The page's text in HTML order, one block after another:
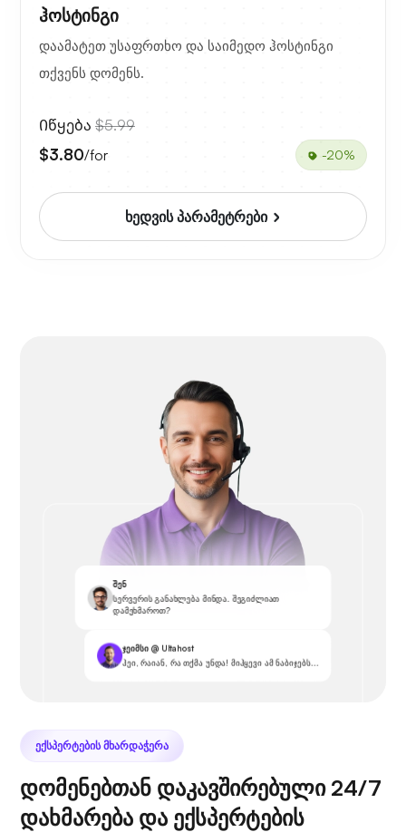
ჰოსტინგი
დაამატეთ უსაფრთხო და საიმედო ჰოსტინგი
თქვენს დომენს.
Იწყება $5.99
$3.80/for -20%
ხედვის პარამეტრები
შენ
სერვერის განახლება მინდა. შეგიძლიათ
დამეხმაროთ?
ჯეიმსი @ Ultahost
ჰეი, რაიან, რა თქმა უნდა! მიჰყევი ამ ნაბიჯებს...
ᲔᲥᲡᲞᲔᲠᲢᲔᲑᲘᲡ ᲛᲮᲐᲠᲓᲐᲭᲔᲠᲐ
დომენებთან დაკავშირებული 24/7
დახმარება და ექსპერტების